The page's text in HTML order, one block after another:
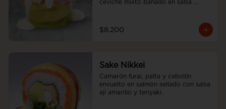
ceviche mixto bañado en salsa
$8.200
Sake Nikkei
Camarón furai, palta y cebollín
envuelto en salmón sellado con salsa
ají amarillo y teriyaki.